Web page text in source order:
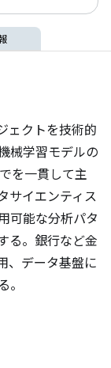
ェクトを技術的
械学習モデルの
を一貫して主
サイエンティス
可能な分析パタ
る。銀行など金
、データ基盤に